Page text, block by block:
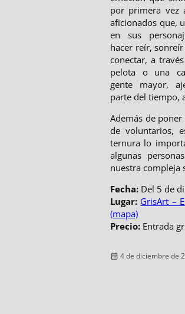
por primera vez
aficionados que,
en sus
hacer reír,
conectar, a
pelota o una
gente mayor,
parte del tiempo,
Además de
de voluntarios,
ternura lo
algunas
nuestra compleja
Fecha: Del 5 de
Lugar: GrisArt –
(mapa)
Precio: Entrada
Publicado
4 de diciembre de